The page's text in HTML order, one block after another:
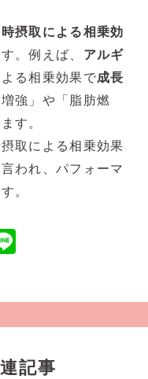
時摂取による相乗効
。例えば、 アルギ
る相乗効果で成長
強」や「脂肪燃
す。
取による相乗効果
われ、パフォーマ
。
記事